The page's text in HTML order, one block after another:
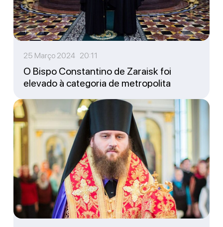
25 Março 2024 20:11
O Bispo Constantino de Zaraisk foi
elevado à categoria de metropolita